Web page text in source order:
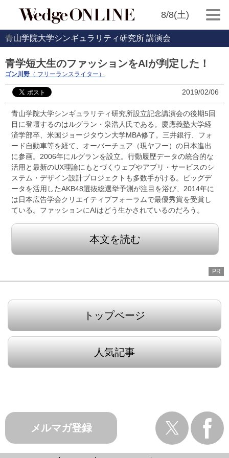
8/8(土)
青山学院大学シンギュラリティ研究所 講演会
青学短大生のファッションをAIが判定した！
ゴン川野 （ フリーランスライター）
2019/02/06
青山学院大学シンギュラリティ研究所設立記念講演会の後期5回
目に登壇するのはルグラン・泉浩人氏である。慶應義塾大学経
済学部卒、米国ジョージタウン大学MBA修了。三井銀行、フォ
ード自動車等を経て、オーバーチュア（現ヤフー）の日本進出
に参画。2006年にルグランを設立。行動履歴データの統合的な
活用と最新のUX理論にもとづくウェブやアプリ・サービスのシ
ステム・デザイン設計プロジェクトも多数手がける。ビッグデ
ータを活用したAKB48選抜総選挙予測が注目を浴び、2014年に
は日本広告学会クリエイティブフォーラムで最優秀賞を受賞し
ている。ファッションにAIはどう生かされているのだろう。
本文を読む
PR
トップページ
人気記事
メルマガ登録